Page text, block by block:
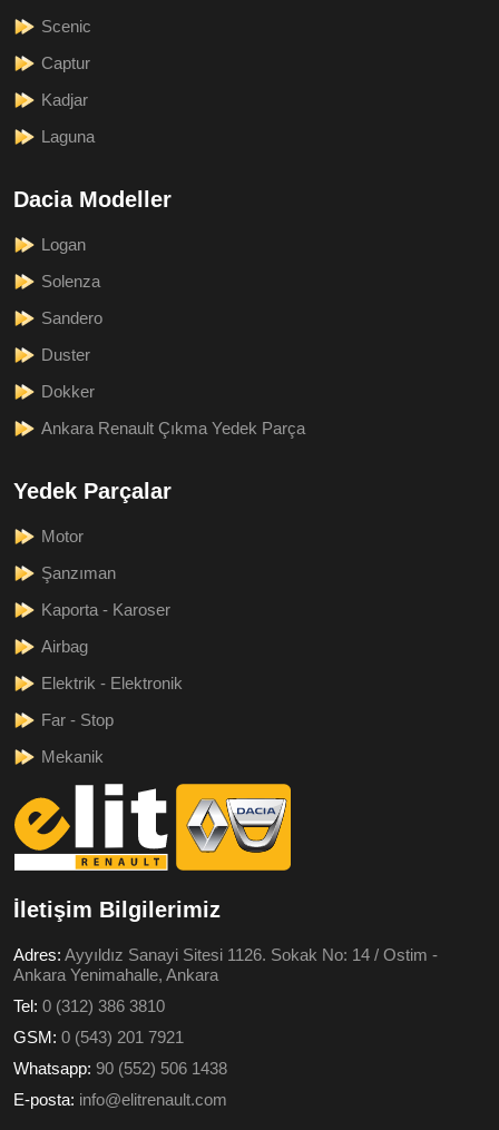
Scenic
Captur
Kadjar
Laguna
Dacia Modeller
Logan
Solenza
Sandero
Duster
Dokker
Ankara Renault Çıkma Yedek Parça
Yedek Parçalar
Motor
Şanzıman
Kaporta - Karoser
Airbag
Elektrik - Elektronik
Far - Stop
Mekanik
İletişim Bilgilerimiz
Adres: Ayyıldız Sanayi Sitesi 1126. Sokak No: 14 / Ostim -
Ankara Yenimahalle, Ankara
Tel: 0 (312) 386 3810
GSM: 0 (543) 201 7921
Whatsapp: 90 (552) 506 1438
E-posta: info@elitrenault.com